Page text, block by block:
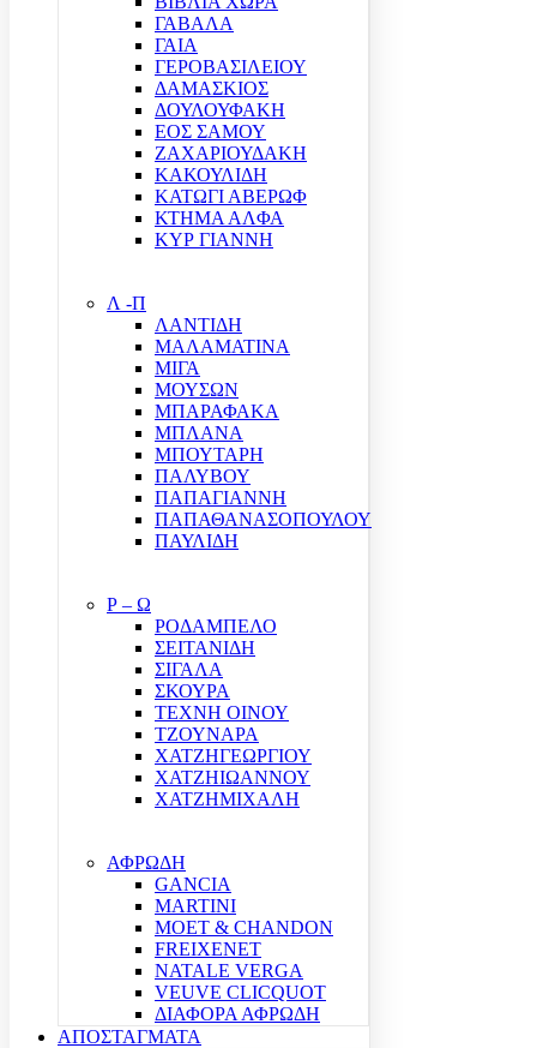
ΓΑΒΑΛΑ
ΓΑΙΑ
ΓΕΡΟΒΑΣΙΛΕΙΟΥ
ΔΑΜΑΣΚΙΟΣ
ΔΟΥΛΟΥΦΑΚΗ
ΕΟΣ ΣΑΜΟΥ
ΖΑΧΑΡΙΟΥΔΑΚΗ
ΚΑΚΟΥΛΙΔΗ
ΚΑΤΩΓΙ ΑΒΕΡΩΦ
ΚΤΗΜΑ ΑΛΦΑ
ΚΥΡ ΓΙΑΝΝΗ
Λ -Π
ΛΑΝΤΙΔΗ
ΜΑΛΑΜΑΤΙΝΑ
ΜΙΓΑ
ΜΟΥΣΩΝ
ΜΠΑΡΑΦΑΚΑ
ΜΠΛΑΝΑ
ΜΠΟΥΤΑΡΗ
ΠΑΛΥΒΟΥ
ΠΑΠΑΓΙΑΝΝΗ
ΠΑΠΑΘΑΝΑΣΟΠΟΥΛΟΥ
ΠΑΥΛΙΔΗ
Ρ – Ω
ΡΟΔΑΜΠΕΛΟ
ΣΕΙΤΑΝΙΔΗ
ΣΙΓΑΛΑ
ΣΚΟΥΡΑ
ΤΕΧΝΗ ΟΙΝΟΥ
ΤΖΟΥΝΑΡΑ
ΧΑΤΖΗΓΕΩΡΓΙΟΥ
ΧΑΤΖΗΙΩΑΝΝΟΥ
ΧΑΤΖΗΜΙΧΑΛΗ
ΑΦΡΩΔΗ
GANCIA
MARTINI
MOET & CHANDON
FREIXENET
NATALE VERGA
VEUVE CLICQUOT
ΔΙΑΦΟΡΑ ΑΦΡΩΔΗ
ΑΠΟΣΤΑΓΜΑΤΑ